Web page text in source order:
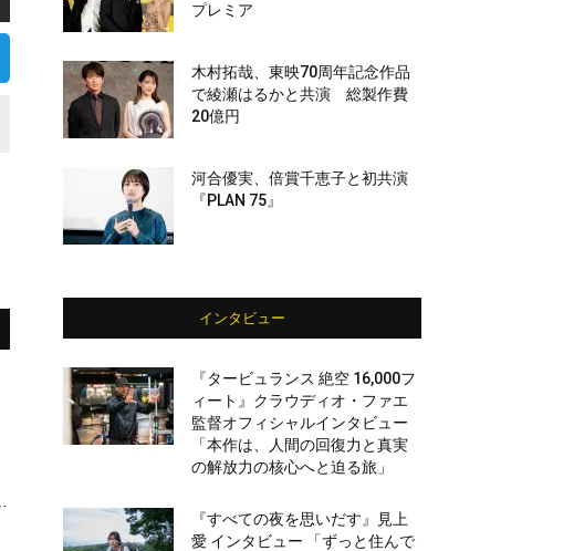
プレミア
木村拓哉、東映70周年記念作品
で綾瀬はるかと共演 総製作費
20億円
河合優実、倍賞千恵子と初共演
『PLAN 75』
インタビュー
『タービュランス 絶空 16,000フ
ィート』クラウディオ・ファエ
監督オフィシャルインタビュー
「本作は、人間の回復力と真実
の解放力の核心へと迫る旅」
『すべての夜を思いだす』見上
愛 インタビュー 「ずっと住んで